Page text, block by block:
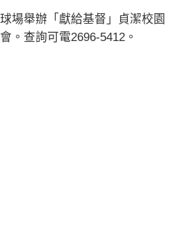
舉辦「獻給基督」貞潔校園
。查詢可電2696-5412。